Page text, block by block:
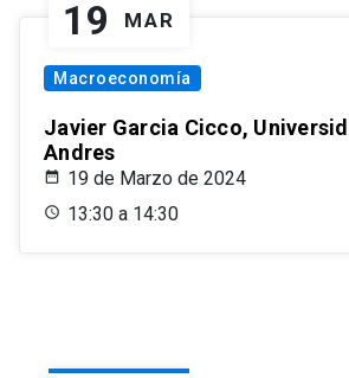
19 MAR
Macroeconomía
Javier Garcia Cicco,
Andres
19 de Marzo de 2024
13:30 a 14:30